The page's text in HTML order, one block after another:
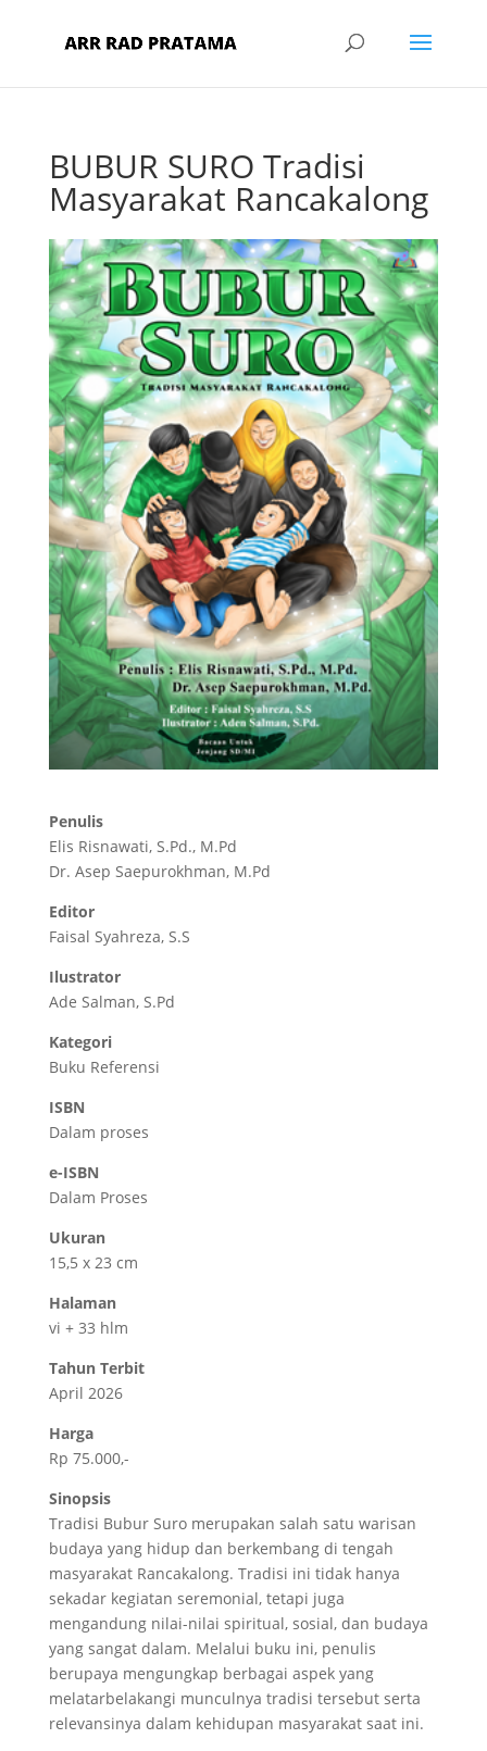
BUBUR SURO Tradisi
Masyarakat Rancakalong
Penulis
Elis Risnawati, S.Pd., M.Pd
Dr. Asep Saepurokhman, M.Pd
Editor
Faisal Syahreza, S.S
Ilustrator
Ade Salman, S.Pd
Kategori
Buku Referensi
ISBN
Dalam proses
e-ISBN
Dalam Proses
Ukuran
15,5 x 23 cm
Halaman
vi + 33 hlm
Tahun Terbit
April 2026
Harga
Rp 75.000,-
Sinopsis
Tradisi Bubur Suro merupakan salah satu warisan
budaya yang hidup dan berkembang di tengah
masyarakat Rancakalong. Tradisi ini tidak hanya
sekadar kegiatan seremonial, tetapi juga
mengandung nilai-nilai spiritual, sosial, dan budaya
yang sangat dalam. Melalui buku ini, penulis
berupaya mengungkap berbagai aspek yang
melatarbelakangi munculnya tradisi tersebut serta
relevansinya dalam kehidupan masyarakat saat ini.